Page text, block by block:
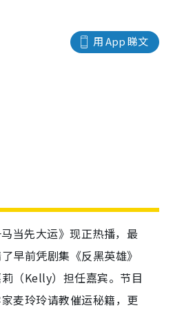
用 App 睇文
当先大运》现正热播，最
早前凭剧集《反黑英雄》
（Kelly）担任嘉宾。节目
麦玲玲请教催运秘籍，更